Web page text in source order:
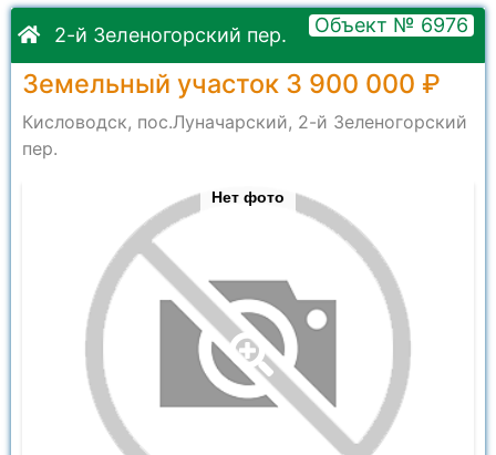
2-й Зеленогорский пер. Объект № 6976
Земельный участок 3 900 000 ₽
Кисловодск, пос.Луначарский, 2-й Зеленогорский
пер.
Нет фото